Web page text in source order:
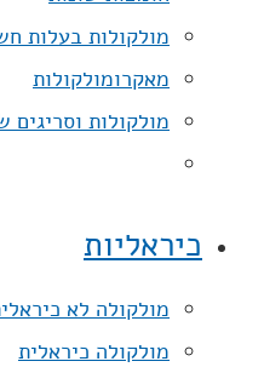
מולקולות בעלות
מאקרומולקולות
מולקולות וסריגים
כיראליות
מולקולה לא
מולקולה כיראלית